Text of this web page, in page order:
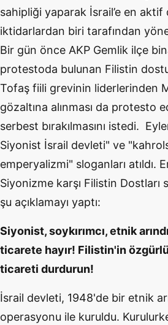
sahipliği yaparak İsrail’e en
iktidarlardan biri tarafından
Bir gün önce AKP Gemlik ilçe
protestoda bulunan Filistin
Tofaş fiili grevinin liderlerinden
gözaltına alınması da protesto
serbest bırakılmasını istedi.
Siyonist İsrail devleti" ve
emperyalizmi" sloganları atıldı.
Siyonizme karşı Filistin Dostları
şu açıklamayı yaptı:
Siyonist, soykırımcı, etnik
ticarete hayır! Filistin'in
ticareti durdurun!
İsrail devleti, 1948'de bir etnik
operasyonu ile kuruldu.